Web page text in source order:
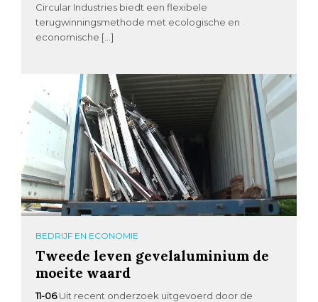
Circular Industries biedt een flexibele
terugwinningsmethode met ecologische en
economische […]
BEDRIJF EN ECONOMIE
Tweede leven gevelaluminium de
moeite waard
11-06 Uit recent onderzoek uitgevoerd door de